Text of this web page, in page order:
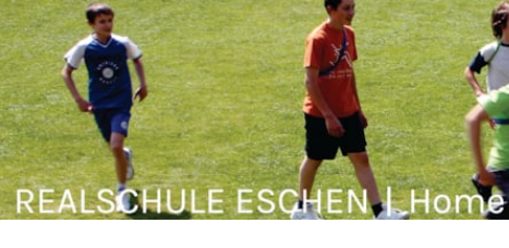
Zum Inhalt springen